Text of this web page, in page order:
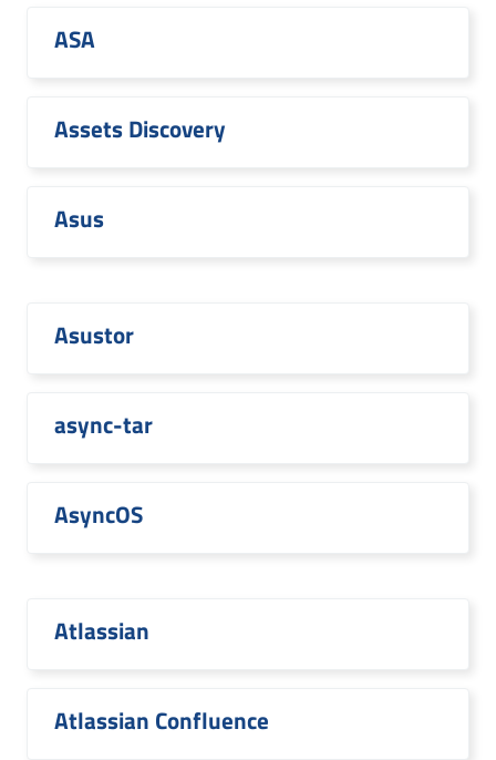
ASA
Assets Discovery
Asus
Asustor
async-tar
AsyncOS
Atlassian
Atlassian Confluence